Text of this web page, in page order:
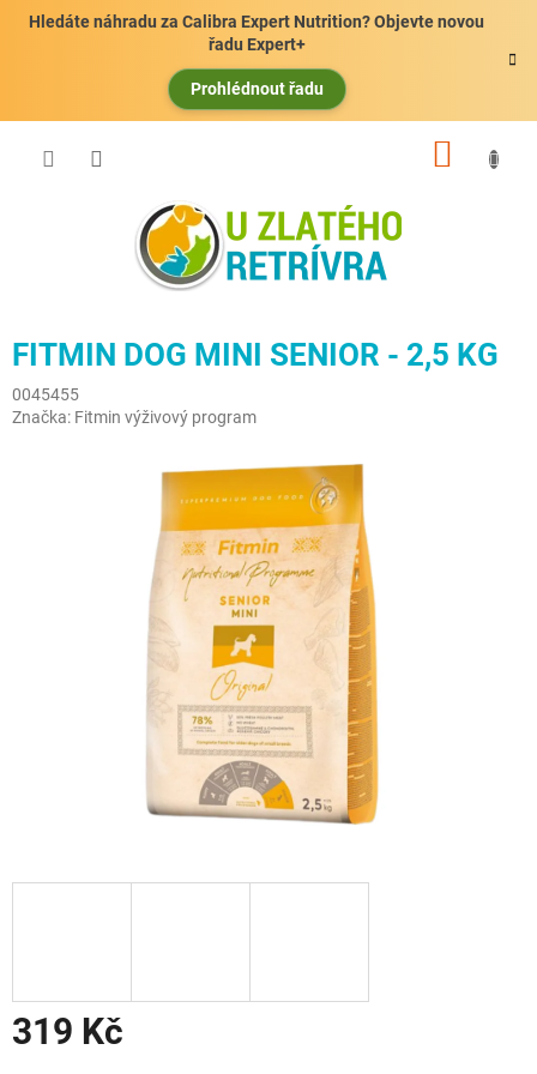
Hledáte náhradu za Calibra Expert Nutrition? Objevte novou
řadu Expert+
Prohlédnout řadu
FITMIN DOG MINI SENIOR - 2,5 KG
0045455
Značka: Fitmin výživový program
319 Kč